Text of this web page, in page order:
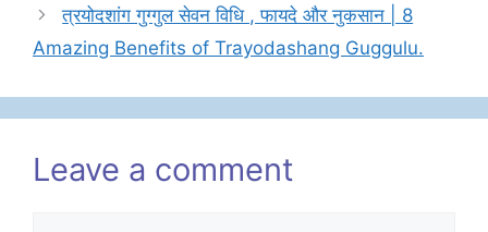
त्रयोदशांग गुग्गुल सेवन विधि , फायदे और नुकसान | 8
Amazing Benefits of Trayodashang Guggulu.
Leave a comment